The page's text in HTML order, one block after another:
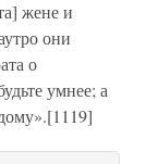
жене и
они
о
умнее; а